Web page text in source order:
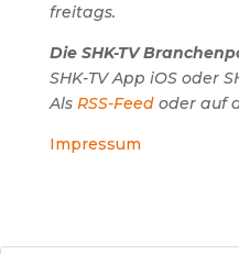
freitags.
Die SHK-TV
SHK-TV App iOS oder
Als RSS-Feedoder auf
Impressum